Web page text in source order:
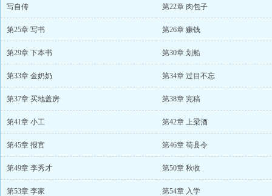
写自传 第22章 肉包子
第25章 写书 第26章 赚钱
第29章 下本书 第30章 划船
第33章 金奶奶 第34章 过目不忘
第37章 买地盖房 第38章 完稿
第41章 小工 第42章 上梁酒
第45章 报官 第46章 苟县令
第49章 李秀才 第50章 秋收
第53章 李家 第54章 入学